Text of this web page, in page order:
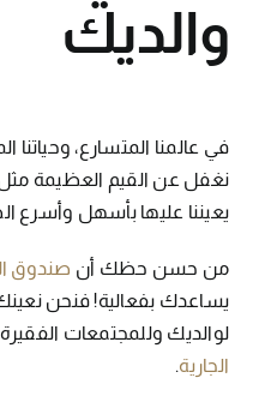
والديك
في عالمنا المتسارع، وحياتنا
نغفل عن القيم العظيمة مثل
يعيننا عليها بأسهل وأسرع
من حسن حظك أن صندوق
يساعدك بفعالية! فنحن
لوالديك وللمجتمعات
الجارية.